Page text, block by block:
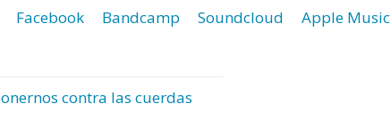
Facebook Bandcamp Soundcloud Apple Music
contra las cuerdas